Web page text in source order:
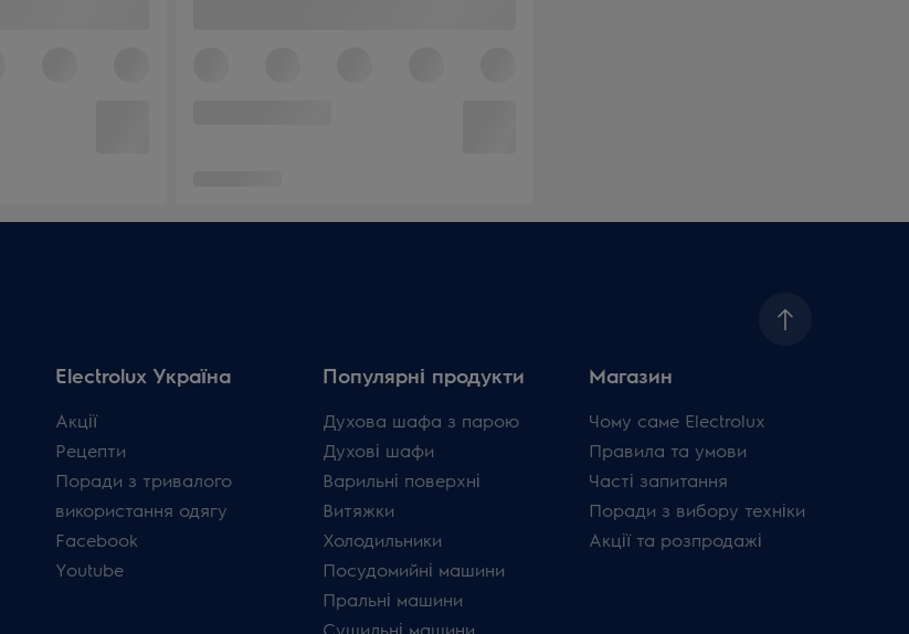
Electrolux Україна
Акції
Рецепти
Поради з тривалого
використання одягу
Facebook
Youtube
Популярні продукти
Духова шафа з парою
Духові шафи
Варильні поверхні
Витяжки
Холодильники
Посудомийні машини
Пральні машини
Сушильні машини
Магазин
Чому саме Electrolux
Правила та умови
Часті запитання
Поради з вибору техніки
Акції та розпродажі